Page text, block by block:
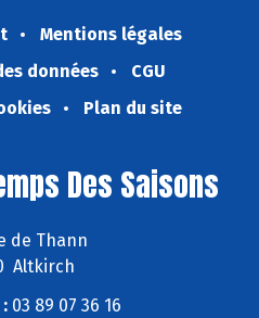
Mentions légales
données
CGU
Plan du site
Des Saisons
de Thann
Altkirch
03 89 07 36 16